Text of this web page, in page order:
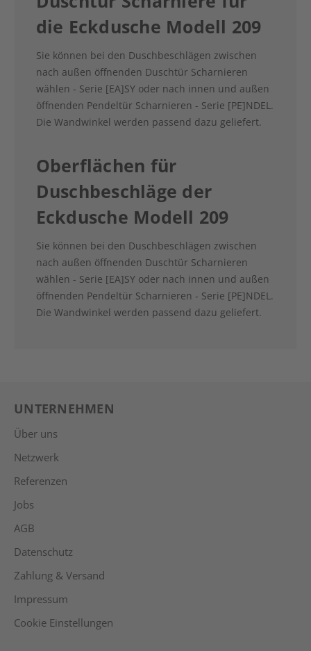
die Eckdusche Modell 209
Sie können bei den Duschbeschlägen zwischen
nach außen öffnenden Duschtür Scharnieren
wählen - Serie [EA]SY oder nach innen und außen
öffnenden Pendeltür Scharnieren - Serie [PE]NDEL.
Die Wandwinkel werden passend dazu geliefert.
Oberflächen für
Duschbeschläge der
Eckdusche Modell 209
Sie können bei den Duschbeschlägen zwischen
nach außen öffnenden Duschtür Scharnieren
wählen - Serie [EA]SY oder nach innen und außen
öffnenden Pendeltür Scharnieren - Serie [PE]NDEL.
Die Wandwinkel werden passend dazu geliefert.
UNTERNEHMEN
Über uns
Netzwerk
Referenzen
Jobs
AGB
Datenschutz
Zahlung & Versand
Impressum
Cookie Einstellungen